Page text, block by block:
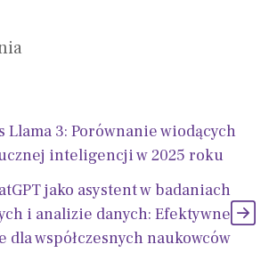
Llama 3: Porównanie wiodących
inteligencji w 2025 roku
jako asystent w badaniach
i analizie danych: Efektywne
dla współczesnych naukowców